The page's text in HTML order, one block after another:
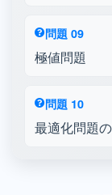
問題 09
極値問題
問題 10
最適化問題